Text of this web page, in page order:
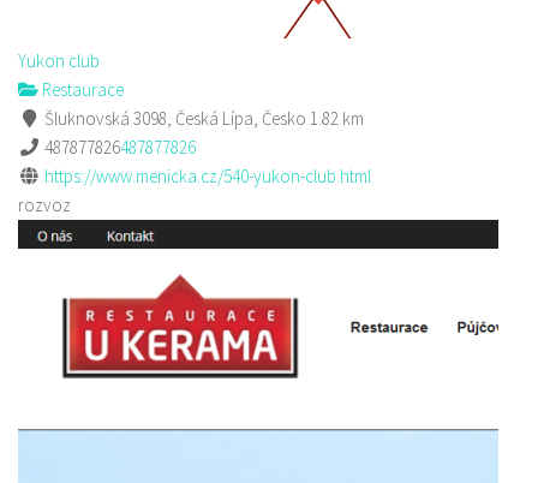
Yukon club
Restaurace
Šluknovská 3098, Česká Lípa, Česko 1.82 km
487877826487877826
https://www.menicka.cz/540-yukon-club.html
rozvoz